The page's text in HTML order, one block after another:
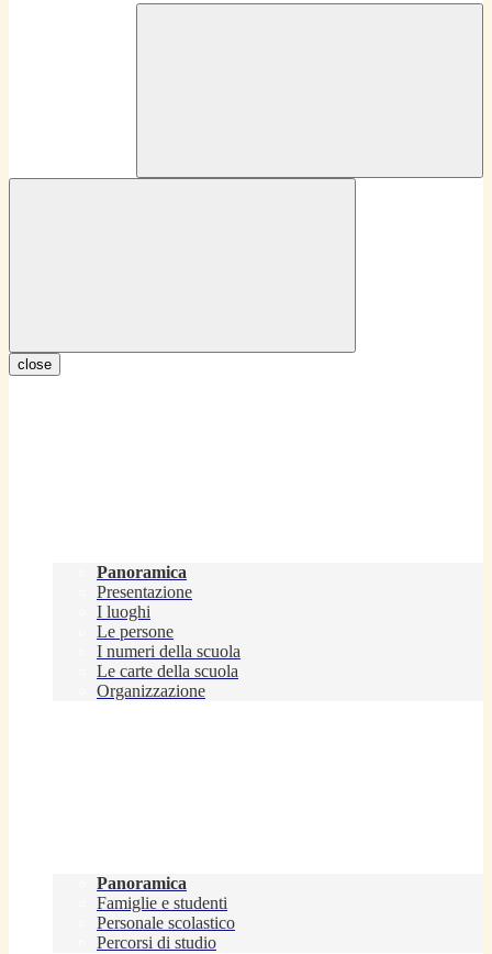
close
Panoramica
Presentazione
I luoghi
Le persone
I numeri della scuola
Le carte della scuola
Organizzazione
Panoramica
Famiglie e studenti
Personale scolastico
Percorsi di studio